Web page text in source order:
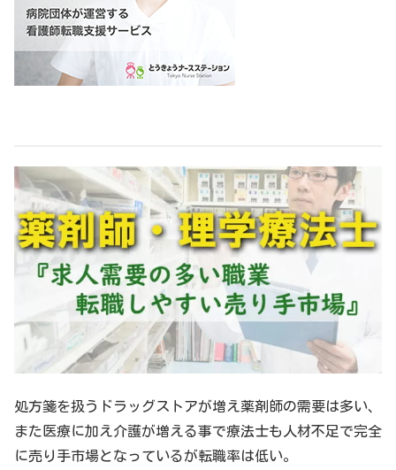
処方箋を扱うドラッグストアが増え薬剤師の需要は多い、
また医療に加え介護が増える事で療法士も人材不足で完全
に売り手市場となっているが転職率は低い。